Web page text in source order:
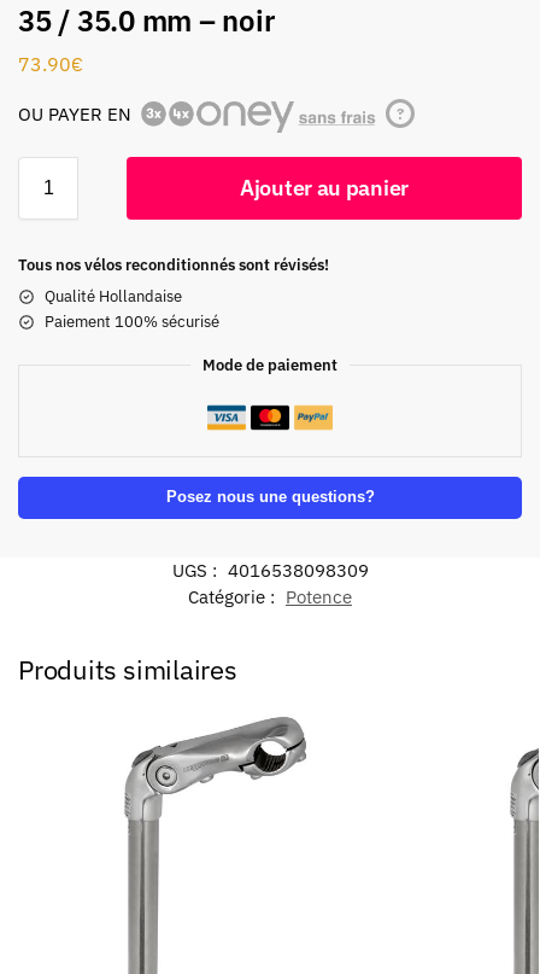
35 / 35.0 mm – noir
73.90€
OU PAYER EN ?
Ajouter au panier
Tous nos vélos reconditionnés sont révisés!
Qualité Hollandaise
Paiement 100% sécurisé
Mode de paiement
Posez nous une questions?
UGS : 4016538098309
Catégorie : Potence
Produits similaires